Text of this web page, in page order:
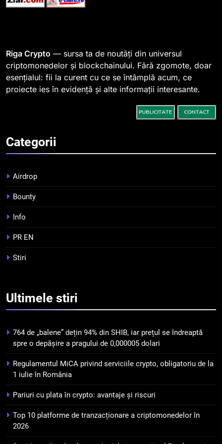
spre o depășire a pragului de
0,000005 dolari
STIRI
2
Regulamentul MiCA privind
serviciile crypto, obligatoriu de
la 1 iulie în România
3
Pariuri cu plata în crypto:
4
criptomonedelor în 2026
INFO
pierdut jumătate din aceștia
puțin de 24 de ore
6
Banii digitali și arhitectura
încrederii: O nouă viziune asupra
7
WhiteBIT și FC Barcelona
Riga Crypto — sursa ta de noutăți din universul
criptomonedelor și blockchainului. Fără zgomote, doar
esențialul: fii la curent cu ce se întâmplă acum, ce
proiecte ies în evidență și alte informații interesante.
Categorii
Airdrop
Bounty
Info
PR EN
Stiri
Ultimele stiri
764 de „balene” dețin 94% din SHIB, iar prețul se îndreaptă
spre o depășire a pragului de 0,000005 dolari
Regulamentul MiCA privind serviciile crypto, obligatoriu de la
1 iulie în România
Pariuri cu plata în crypto: avantaje și riscuri
Top 10 platforme de tranzacționare a criptomonedelor în
2026